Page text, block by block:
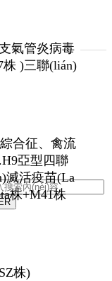
氣管炎病毒
)三聯(lián)
綜合征、禽流
亞型四聯
滅活疫苗(La
株+M41株
株)